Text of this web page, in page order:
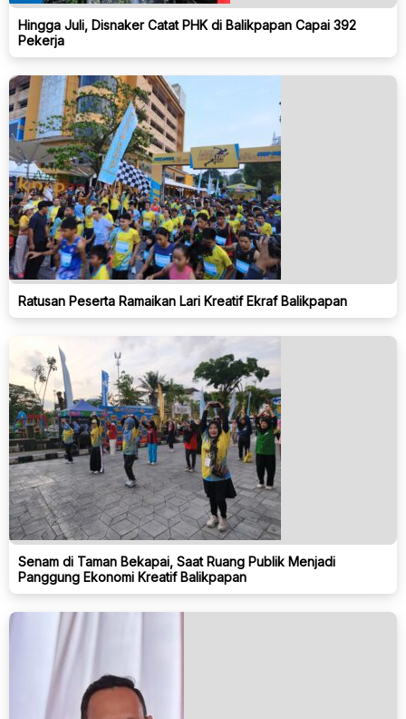
Hingga Juli, Disnaker Catat PHK di Balikpapan Capai 392
Pekerja
Ratusan Peserta Ramaikan Lari Kreatif Ekraf Balikpapan
Senam di Taman Bekapai, Saat Ruang Publik Menjadi
Panggung Ekonomi Kreatif Balikpapan